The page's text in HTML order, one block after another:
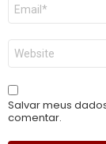
mail
*
Site
Salvar meus
comentar.